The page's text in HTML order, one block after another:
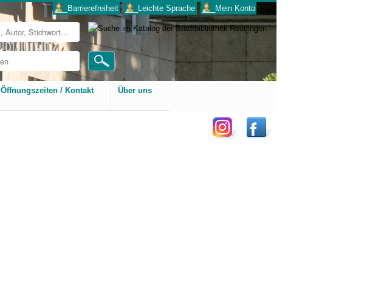
___Barrierefreiheit ___Leichte Sprache ___Mein Konto
Öffnungszeiten / Kontakt Über uns